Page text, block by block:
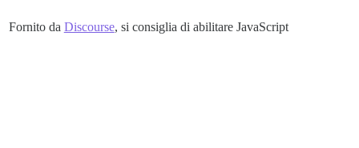
Fornito da Discourse, si consiglia di abilitare JavaScript